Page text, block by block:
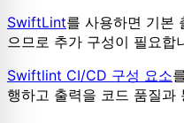
SwiftLint를 사용하면 기본
으므로 추가 구성이 필요합
Swiftlint CI/CD 구성 요소
행하고 출력을 코드 품질과